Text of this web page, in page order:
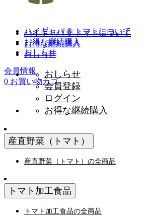
ハイギャバ ® トマトについて
お得な継続購入
おしらせ
会員情報
0 お買い物カゴ
ハイギャバ ® トマトについて
お得な継続購入
おしらせ
おしらせ
会員登録
ログイン
お得な継続購入
産直野菜（トマト）
産直野菜（トマト）の全商品
トマト加工食品
トマト加工食品の全商品